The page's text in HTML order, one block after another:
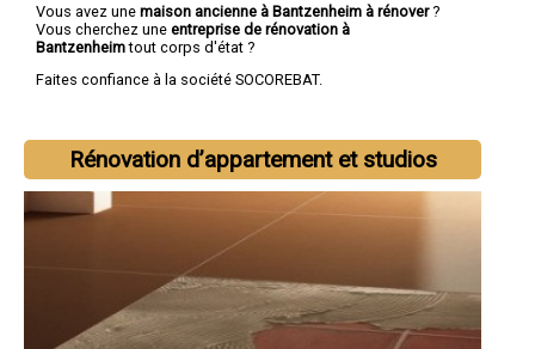
Vous avez une maison ancienne à Bantzenheim à rénover?
Vous cherchez une entreprise de rénovation à
Bantzenheimtout corps d'état ?
Faites confiance à la société SOCOREBAT.
Rénovation d’appartement et studios